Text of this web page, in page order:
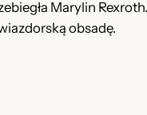
Marylin Rexroth.
obsadę.